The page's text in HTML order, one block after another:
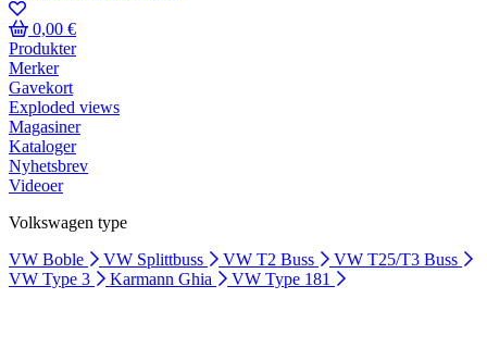
0,00 €
Produkter
Merker
Gavekort
Exploded views
Magasiner
Kataloger
Nyhetsbrev
Videoer
Volkswagen type
VW Boble
VW Splittbuss VW T2 Buss
VW T25/T3 Buss
VW Type 3
Karmann Ghia VW Type 181